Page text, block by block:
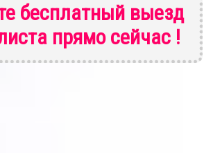
бесплатный выезд
прямо сейчас !